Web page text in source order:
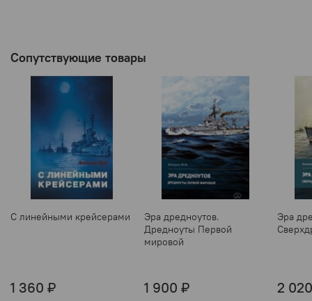
Сопутствующие товары
С линейными крейсерами
1 360 ₽
Эра дредноутов.
Дредноуты Первой
мировой
1 900 ₽
Эра
2